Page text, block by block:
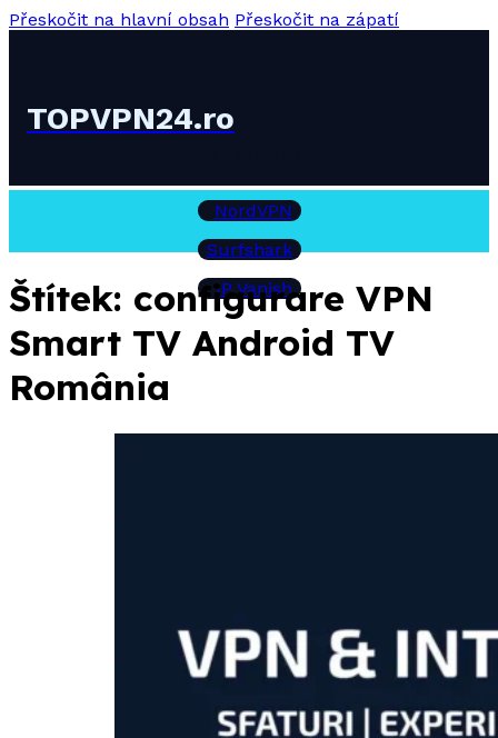
Přeskočit na hlavní obsah Přeskočit na zápatí
TOPVPN24.ro
NordVPN
Surfshark
IP Vanish
Štítek: configurare VPN
Smart TV Android TV
România